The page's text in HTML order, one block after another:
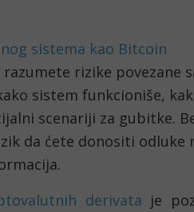
sistema kao Bitcoin
rizike povezane
sistem funkcioniše,
scenariji za gubitke.
da ćete donositi odluke
derivata je